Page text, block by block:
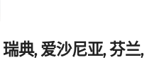
典, 爱沙尼亚, 芬兰,